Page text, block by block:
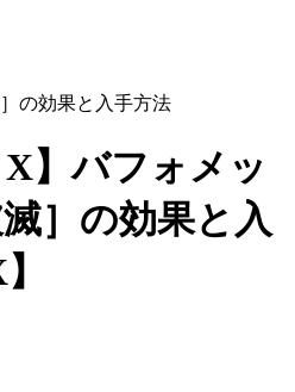
の効果と入手方法
X】バフォメッ
］の効果と入